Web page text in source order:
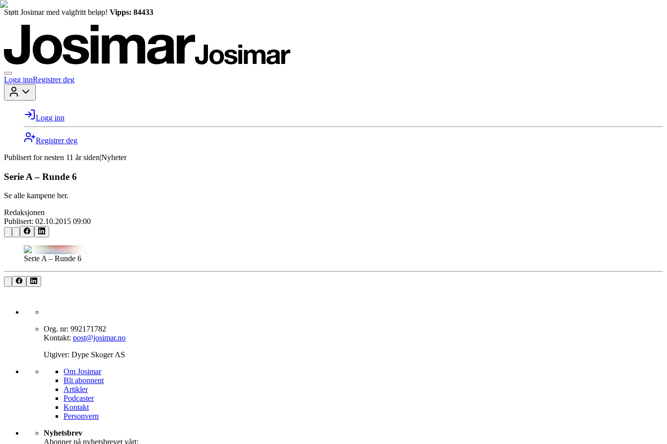
Støtt Josimar med valgfritt beløp! Vipps: 84433
Logg innRegistrer deg
Logg inn
Registrer deg
Publisert for nesten 11 år siden|Nyheter
Serie A – Runde 6
Se alle kampene her.
Redaksjonen
Publisert: 02.10.2015 09:00
Serie A – Runde 6
Org. nr: 992171782
Kontakt: post@josimar.no
Utgiver: Dype Skoger AS
Om J‌osimar ‍ ​‍​‍‌‍
Bli abonnent​​​​‌ ‍ ​‍​‍‌‍ ‌ ​‍‌‍‍‌‌‍‌ ‌‍‍‌‌‍ ‍​‍​‍​ ‍‍​‍​‍‌ ​ ‌‍​‌‌‍ ‍‌‍‍‌‌ ‌​‌ ‍‌​‍ ‍‌‍‍‌‌‍ ​‍​‍​‍ ​​‍​‍‌‍‍​‌ ​‍‌‍‌‌‌‍‌‍​‍​‍​ ‍‍​‍​‍‌‍‍​‌ ‌​‌ ‌​‌ ​​‌ ​ ​ ‍‍​‍ ​‍ ‌‍‌‌‌‍‌​‌‍‍‌‌ ‌​​‍ ‍‌‍‍‌‌‍‌​‌‍​‌‌‍‌ ‌ ​‍‌‍​‌‌‍ ‍‌‍‍‍‌‍​‌‌‍ ‍‌ ​ ‌‍‌‌‌‍ ‍​‍ ‍‌‍​ ‌‍ ‌‍ ‌​‍ ‌‍‍‌‌‍ ‍‌ ‌​‌‍‌‌‌‍ ‍‌ ‌​​‍ ‌‍‌‌‌‍‌​‌‍‍‌‌ ‌​​‍ ‌‍ ‌‌‍ ‌‍‌​‌‍‌‌​ ‌‌ ​​‌ ​‍‌‍‌‌‌ ​ ‌‍‌‌‌‍ ‍‌ ‌​‌‍​‌‌ ‌​‌‍‍‌‌‍ ‌‍ ‍​ ‍ ‌‍‍‌‌‍‌​​ ‌‌‍‌‍‌‍ ‌‍ ‌ ‌​‌‍‌‌‌ ​‍​ ‍ ‌ ‌​‌ ‍‌‌ ​​‌‍‌‌​ ‌‌‍‌‍‌‍ ‌‍ ‌ ‌​‌‍‌‌‌ ​‍​ ‍ ‌ ​​‌‍​‌‌ ‌​‌‍‍​​ ‌‌‍​ ‌‍ ‌‍ ​‌ ‌‌‌‍ ‌‌‍ ‍‌ ​ ​‍‌‌​ ‌‌‌​​‍‌‌ ‌‍‍ ‌‍‌‌‌ ‍‌​‍‌‌​ ​ ‌​‌​​‍‌‌​ ​ ‌​‌​​‍‌‌​ ​‍​ ​‍‌‍​‍​ ‍‌‌‍​ ‌‍‌‍‌‍​ ​ ​‌​ ‌​‌‍​‍‌‍‌‍​ ‍​​ ‌‌‌‍​‍​‍‌‌​ ​‍​ ​‍​‍‌‌​ ‌‌‌​‌​​‍ ‍‌‍​ ‌‍ ‌‍ ​‌ ‌‌‌‍ ‌‌‍ ‍‌​‍‌‌ ‌​‌‍‌‌‌‍ ‌‌ ​ ​‍‌‌​ ‌‌‌​​‍‌‌ ‌‍‍ ‌‍‌‌‌ ‍‌​‍‌‌​ ​ ‌​‌​​‍‌‌​ ​ ‌​‌​​‍‌‌​ ​‍​ ​‍‌‍​‌‌‍‌‍​ ‌‍​ ‌​‌‍‌‌​ ‍‌‌‍‌​‌‍​‍​ ‌ ‌‍​‌​ ‌ ​ ​​​‍‌‌​ ​‍​ ​‍​‍‌‌​ ‌‌‌​‌​​‍ ‍‌‍‍‌‌ ‌​‌‍‌‌‌‍ ‌‌ ​ ​‍‌‌​ ‌‌‌​​‍‌‌ ‌‍‍ ‌‍‌‌‌ ‍‌​‍‌‌​ ​ ‌​‌​​‍‌‌​ ​ ‌​‌​​‍‌‌​ ​‍​ ​‍‌‍‌‌‌‍​‌‌‍‌‌​ ‌‍‌‍​‍‌‍‌‌‌‍‌‌‌‍‌‍‌‍​‍​ ‍​​ ​ ​ ​ ​‍‌‌​ ​‍​ ​‍​‍‌‌​ ‌‌‌​‌​​‍ ‍‌‍ ​‌‍​‌‌‍​‍‌‍‌‌‌‍ ​​ ‌‍​‍‌‍​‌‌ ​ ‌‍‌‌‌‌‌‌‌ ​‍‌‍ ​​ ‌‌‍‍​‌ ‌​‌ ‌​‌ ​​‌ ​ ​‍‌‌​ ​ ‌​​‌​‍‌‌​ ​‍‌​‌‍​‍‌‌​ ​‍‌​‌‍‌‍‌‌‌‍‌​‌‍‍‌‌ ‌​​‍ ‍‌‍‍‌‌‍‌​‌‍​‌‌‍‌ ‌ ​‍‌‍​‌‌‍ ‍‌‍‍‍‌‍​‌‌‍ ‍‌ ​ ‌‍‌‌‌‍ ‍​‍ ‍‌‍​ ‌‍ ‌‍ ‌​‍‌‍‌‍‍‌‌‍‌​​ ‌‌‍‌‍‌‍ ‌‍ ‌ ‌​‌‍‌‌‌ ​‍​‍‌‍‌ ‌​‌ ‍‌‌ ​​‌‍‌‌​ ‌‌‍‌‍‌‍ ‌‍ ‌ ‌​‌‍‌‌‌ ​‍​‍‌‍‌ ​​‌‍​‌‌ ‌​‌‍‍​​ ‌‌‍​ ‌‍ ‌‍ ​‌ ‌‌‌‍ ‌‌‍ ‍‌ ​ ​‍‌‌​ ‌‌‌​​‍‌‌ ‌‍‍ ‌‍‌‌‌ ‍‌​‍‌‌​ ​ ‌​‌​​‍‌‌​ ​ ‌​‌​​‍‌‌​ ​‍​ ​‍‌‍​‍​ ‍‌‌‍​ ‌‍‌‍‌‍​ ​ ​‌​ ‌​‌‍​‍‌‍‌‍​ ‍​​ ‌‌‌‍​‍​‍‌‌​ ​‍​ ​‍​‍‌‌​ ‌‌‌​‌​​‍ ‍‌‍​ ‌‍ ‌‍ ​‌ ‌‌‌‍ ‌‌‍ ‍‌​‍‌‌ ‌​‌‍‌‌‌‍ ‌‌ ​ ​‍‌‌​ ‌‌‌​​‍‌‌ ‌‍‍ ‌‍‌‌‌ ‍‌​‍‌‌​ ​ ‌​‌​​‍‌‌​ ​ ‌​‌​​‍‌‌​ ​‍​ ​‍‌‍​‌‌‍‌‍​ ‌‍​ ‌​‌‍‌‌​ ‍‌‌‍‌​‌‍​‍​ ‌ ‌‍​‌​ ‌ ​ ​​​‍‌‌​ ​‍​ ​‍​‍‌‌​ ‌‌‌​‌​​‍ ‍‌‍‍‌‌ ‌​‌‍‌‌‌‍ ‌‌ ​ ​‍‌‌​ ‌‌‌​​‍‌‌ ‌‍‍ ‌‍‌‌‌ ‍‌​‍‌‌​ ​ ‌​‌​​‍‌‌​ ​ ‌​‌​​‍‌‌​ ​‍​ ​‍‌‍‌‌‌‍​‌‌‍‌‌​ ‌‍‌‍​‍‌‍‌‌‌‍‌‌‌‍‌‍‌‍​‍​ ‍​​ ​ ​ ​ ​‍‌‌​ ​‍​ ​‍​‍‌‌​ ‌‌‌​‌​​‍ ‍‌‍ ​‌‍​‌‌‍​‍‌‍‌‌‌‍ ​​‍‌‍‌ ​​‌‍‌‌‌ ​‍‌ ​ ‌ ​​‌‍‌‌‌‍​ ‌ ‌​‌‍‍‌‌ ‌‍‌‍‌‌​ ‌‌ ​​‌ ‌‌‌‍​‍‌‍ ​‌‍‍‌‌ ​ ‌‍‍​‌‍‌‌‌‍‌​​‍​‍‌ ‌
Artikler
Podcaster
Kontakt
Personvern​​​​‌ ‍ ​‍​‍‌‍ ‌ ​‍‌‍‍‌‌‍‌ ‌‍‍‌‌‍ ‍​‍​‍​ ‍‍​‍​‍‌ ​ ‌‍​‌‌‍ ‍‌‍‍‌‌ ‌​‌ ‍‌​‍ ‍‌‍‍‌‌‍ ​‍​‍​‍ ​​‍​‍‌‍‍​‌ ​‍‌‍‌‌‌‍‌‍​‍​‍​ ‍‍​‍​‍‌‍‍​‌ ‌​‌ ‌​‌ ​​‌ ​ ​ ‍‍​‍ ​‍ ‌‍‌‌‌‍‌​‌‍‍‌‌ ‌​​‍ ‍‌‍‍‌‌‍‌​‌‍​‌‌‍‌ ‌ ​‍‌‍​‌‌‍ ‍‌‍‍‍‌‍​‌‌‍ ‍‌ ​ ‌‍‌‌‌‍ ‍​‍ ‍‌‍​ ‌‍ ‌‍ ‌​‍ ‌‍‍‌‌‍ ‍‌ ‌​‌‍‌‌‌‍ ‍‌ ‌​​‍ ‌‍‌‌‌‍‌​‌‍‍‌‌ ‌​​‍ ‌‍ ‌‌‍ ‌‍‌​‌‍‌‌​ ‌‌ ​​‌ ​‍‌‍‌‌‌ ​ ‌‍‌‌‌‍ ‍‌ ‌​‌‍​‌‌ ‌​‌‍‍‌‌‍ ‌‍ ‍​ ‍ ‌‍‍‌‌‍‌​​ ‌‌‍‌‍‌‍ ‌‍ ‌ ‌​‌‍‌‌‌ ​‍​ ‍ ‌ ‌​‌ ‍‌‌ ​​‌‍‌‌​ ‌‌‍‌‍‌‍ ‌‍ ‌ ‌​‌‍‌‌‌ ​‍​ ‍ ‌ ​​‌‍​‌‌ ‌​‌‍‍​​ ‌‌‍​ ‌‍ ‌‍ ​‌ ‌‌‌‍ ‌‌‍ ‍‌ ​ ​‍‌‌​ ‌‌‌​​‍‌‌ ‌‍‍ ‌‍‌‌‌ ‍‌​‍‌‌​ ​ ‌​‌​​‍‌‌​ ​ ‌​‌​​‍‌‌​ ​‍​ ​‍‌‍​‍​ ‍‌‌‍​ ‌‍‌‍‌‍​ ​ ​‌​ ‌​‌‍​‍‌‍‌‍​ ‍​​ ‌‌‌‍​‍​‍‌‌​ ​‍​ ​‍​‍‌‌​ ‌‌‌​‌​​‍ ‍‌‍​ ‌‍ ‌‍ ​‌ ‌‌‌‍ ‌‌‍ ‍‌​‍‌‌ ‌​‌‍‌‌‌‍ ‌‌ ​ ​‍‌‌​ ‌‌‌​​‍‌‌ ‌‍‍ ‌‍‌‌‌ ‍‌​‍‌‌​ ​ ‌​‌​​‍‌‌​ ​ ‌​‌​​‍‌‌​ ​‍​ ​‍‌‍​‌‌‍‌‍​ ‌‍​ ‌​‌‍‌‌​ ‍‌‌‍‌​‌‍​‍​ ‌ ‌‍​‌​ ‌ ​ ​​​‍‌‌​ ​‍​ ​‍​‍‌‌​ ‌‌‌​‌​​‍ ‍‌‍‍‌‌ ‌​‌‍‌‌‌‍ ‌‌ ​ ​‍‌‌​ ‌‌‌​​‍‌‌ ‌‍‍ ‌‍‌‌‌ ‍‌​‍‌‌​ ​ ‌​‌​​‍‌‌​ ​ ‌​‌​​‍‌‌​ ​‍​ ​‍​ ‌‌‌‍​ ‌‍‌​​ ​‍​ ‍‌​ ​‍​ ​‌‌‍‌​​ ‌‍‌‍‌‌​ ‌‌​ ‌‍​‍‌‌​ ​‍​ ​‍​‍‌‌​ ‌‌‌​‌​​‍ ‍‌‍ ​‌‍​‌‌‍​‍‌‍‌‌‌‍ ​​ ‌‍​‍‌‍​‌‌ ​ ‌‍‌‌‌‌‌‌‌ ​‍‌‍ ​​ ‌‌‍‍​‌ ‌​‌ ‌​‌ ​​‌ ​ ​‍‌‌​ ​ ‌​​‌​‍‌‌​ ​‍‌​‌‍​‍‌‌​ ​‍‌​‌‍‌‍‌‌‌‍‌​‌‍‍‌‌ ‌​​‍ ‍‌‍‍‌‌‍‌​‌‍​‌‌‍‌ ‌ ​‍‌‍​‌‌‍ ‍‌‍‍‍‌‍​‌‌‍ ‍‌ ​ ‌‍‌‌‌‍ ‍​‍ ‍‌‍​ ‌‍ ‌‍ ‌​‍‌‍‌‍‍‌‌‍‌​​ ‌‌‍‌‍‌‍ ‌‍ ‌ ‌​‌‍‌‌‌ ​‍​‍‌‍‌ ‌​‌ ‍‌‌ ​​‌‍‌‌​ ‌‌‍‌‍‌‍ ‌‍ ‌ ‌​‌‍‌‌‌ ​‍​‍‌‍‌ ​​‌‍​‌‌ ‌​‌‍‍​​ ‌‌‍​ ‌‍ ‌‍ ​‌ ‌‌‌‍ ‌‌‍ ‍‌ ​ ​‍‌‌​ ‌‌‌​​‍‌‌ ‌‍‍ ‌‍‌‌‌ ‍‌​‍‌‌​ ​ ‌​‌​​‍‌‌​ ​ ‌​‌​​‍‌‌​ ​‍​ ​‍‌‍​‍​ ‍‌‌‍​ ‌‍‌‍‌‍​ ​ ​‌​ ‌​‌‍​‍‌‍‌‍​ ‍​​ ‌‌‌‍​‍​‍‌‌​ ​‍​ ​‍​‍‌‌​ ‌‌‌​‌​​‍ ‍‌‍​ ‌‍ ‌‍ ​‌ ‌‌‌‍ ‌‌‍ ‍‌​‍‌‌ ‌​‌‍‌‌‌‍ ‌‌ ​ ​‍‌‌​ ‌‌‌​​‍‌‌ ‌‍‍ ‌‍‌‌‌ ‍‌​‍‌‌​ ​ ‌​‌​​‍‌‌​ ​ ‌​‌​​‍‌‌​ ​‍​ ​‍‌‍​‌‌‍‌‍​ ‌‍​ ‌​‌‍‌‌​ ‍‌‌‍‌​‌‍​‍​ ‌ ‌‍​‌​ ‌ ​ ​​​‍‌‌​ ​‍​ ​‍​‍‌‌​ ‌‌‌​‌​​‍ ‍‌‍‍‌‌ ‌​‌‍‌‌‌‍ ‌‌ ​ ​‍‌‌​ ‌‌‌​​‍‌‌ ‌‍‍ ‌‍‌‌‌ ‍‌​‍‌‌​ ​ ‌​‌​​‍‌‌​ ​ ‌​‌​​‍‌‌​ ​‍​ ​‍​ ‌‌‌‍​ ‌‍‌​​ ​‍​ ‍‌​ ​‍​ ​‌‌‍‌​​ ‌‍‌‍‌‌​ ‌‌​ ‌‍​‍‌‌​ ​‍​ ​‍​‍‌‌​ ‌‌‌​‌​​‍ ‍‌‍ ​‌‍​‌‌‍​‍‌‍‌‌‌‍ ​​‍‌‍‌ ​​‌‍‌‌‌ ​‍‌ ​ ‌ ​​‌‍‌‌‌‍​ ‌ ‌​‌‍‍‌‌ ‌‍‌‍‌‌​ ‌‌ ​​‌ ‌‌‌‍​‍‌‍ ​‌‍‍‌‌ ​ ‌‍‍​‌‍‌‌‌‍‌​​‍​‍‌ ‌
Nyhetsbrev
Abonner på nyhetsbrevet vårt: